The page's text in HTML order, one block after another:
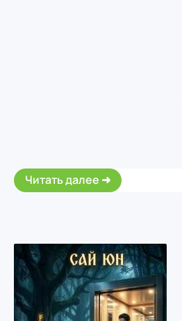
Читать далее